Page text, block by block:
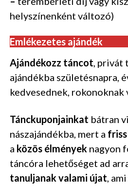
helyszínenként változó)
Emlékezetes ajándék
Ajándékozz táncot ,
ajándékba születésnapra,
kedvesednek, rokonoknak
Tánckuponjainkat bátran
nászajándékba, mert a
a közös élmények nagyon
táncóra lehetőséget ad
tanuljanak valami újat ,